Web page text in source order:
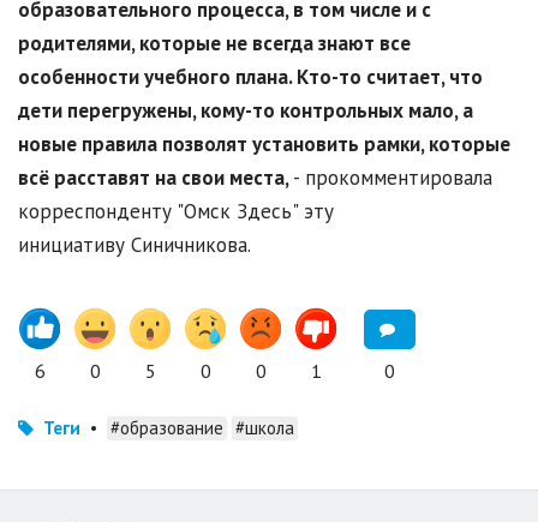
образовательного процесса, в том числе и с
родителями, которые не всегда знают все
особенности учебного плана. Кто-то считает, что
дети перегружены, кому-то контрольных мало, а
новые правила позволят установить рамки, которые
всё расставят на свои места,- прокомментировала
корреспонденту "Омск Здесь" эту
инициативу Синичникова.
6 0 5 0 0 1 0
Теги • #образование #школа